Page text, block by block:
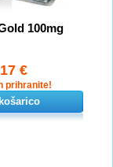
100mg
17 €
prihranite!